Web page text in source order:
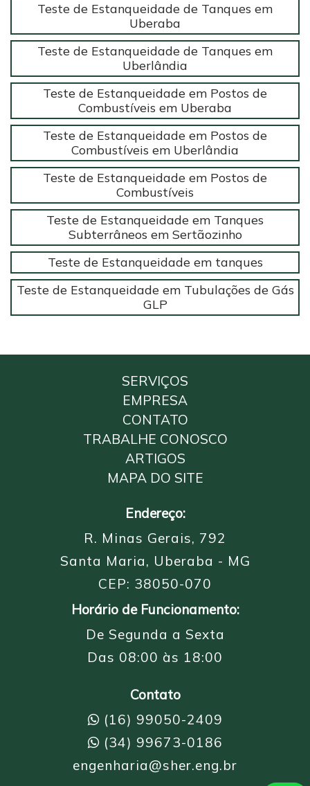
Teste de Estanqueidade de Tanques em
Uberaba
Teste de Estanqueidade de Tanques em
Uberlândia
Teste de Estanqueidade em Postos de
Combustíveis em Uberaba
Teste de Estanqueidade em Postos de
Combustíveis em Uberlândia
Teste de Estanqueidade em Postos de
Combustíveis
Teste de Estanqueidade em Tanques
Subterrâneos em Sertãozinho
Teste de Estanqueidade em tanques
Teste de Estanqueidade em Tubulações de Gás
GLP
SERVIÇOS
EMPRESA
CONTATO
TRABALHE CONOSCO
ARTIGOS
MAPA DO SITE
Endereço:
R. Minas Gerais, 792
Santa Maria, Uberaba - MG
CEP: 38050-070
Horário de Funcionamento:
De Segunda a Sexta
Das 08:00 às 18:00
Contato
(16) 99050-2409
(34) 99673-0186
engenharia@sher.eng.br